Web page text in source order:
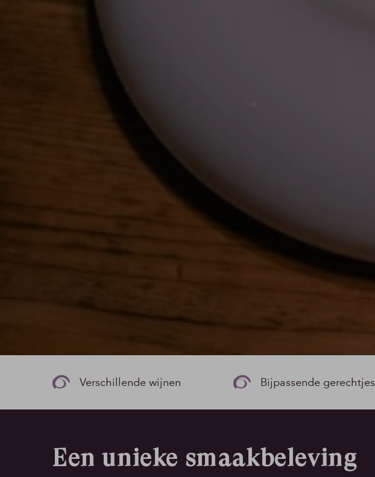
Verschillende wijnen Bijpassende gerechtjes
Een unieke smaakbeleving